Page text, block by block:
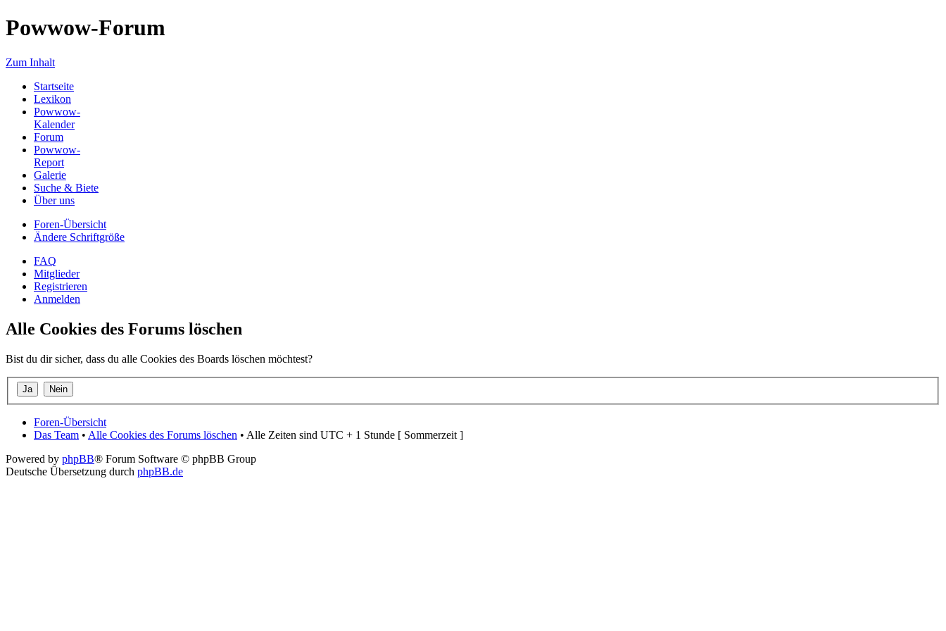
Powwow-Forum
Zum Inhalt
Startseite
Lexikon
Powwow-
Kalender
Forum
Powwow-
Report
Galerie
Suche & Biete
Über uns
Foren-Übersicht
Ändere Schriftgröße
FAQ
Mitglieder
Registrieren
Anmelden
Alle Cookies des Forums löschen
Bist du dir sicher, dass du alle Cookies des Boards löschen möchtest?
Foren-Übersicht
Das Team • Alle Cookies des Forums löschen • Alle Zeiten sind UTC + 1 Stunde [ Sommerzeit ]
Powered by phpBB® Forum Software © phpBB Group
Deutsche Übersetzung durch phpBB.de